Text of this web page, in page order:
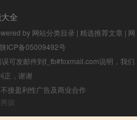
全
by 网站分类目录 | 精选推荐文章 | 网
陕ICP备05009492号
可发邮件到f_fb#foxmail.com说明，我们
正，谢谢
接盈利性广告及商业合作
孩